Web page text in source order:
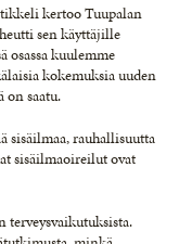
kertoo Tuupalan
sen käyttäjille
osassa kuulemme
kokemuksia uuden
on saatu.
sisäilmaa, rauhallisuutta
sisäilmaoireilut ovat
terveysvaikutuksista.